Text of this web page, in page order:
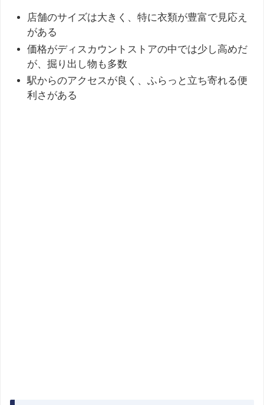
店舗のサイズは大きく、特に衣類が豊富で見応え
がある
価格がディスカウントストアの中では少し高めだ
が、掘り出し物も多数
駅からのアクセスが良く、ふらっと立ち寄れる便
利さがある